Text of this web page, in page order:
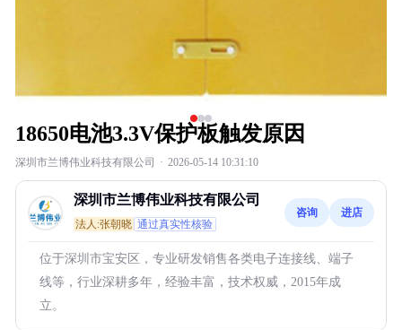
18650电池3.3V保护板触发原因
深圳市兰博伟业科技有限公司 · 2026-05-14 10:31:10
深圳市兰博伟业科技有限公司
法人:张朝晓 通过真实性核验
咨询 进店
位于深圳市宝安区，专业研发销售各类电子连接线、端子
线等，行业深耕多年，经验丰富，技术权威，2015年成
立。